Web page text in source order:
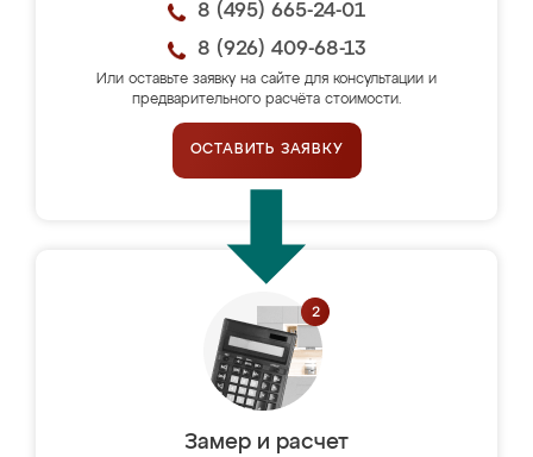
8 (495) 665-24-01
8 (926) 409-68-13
Или оставьте заявку на сайте для консультации и
предварительного расчёта стоимости.
ОСТАВИТЬ ЗАЯВКУ
Замер и расчет